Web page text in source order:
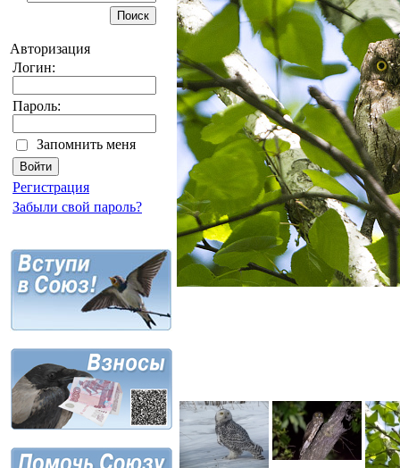
Авторизация
Логин:
Пароль:
Запомнить меня
Регистрация
Забыли свой пароль?